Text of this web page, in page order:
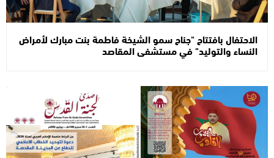
الاحتفال بافتتاح "جناح سمو الشيخة فاطمة بنت مبارك لأمراض
النساء والتوليد" في مستشفى المقاصد